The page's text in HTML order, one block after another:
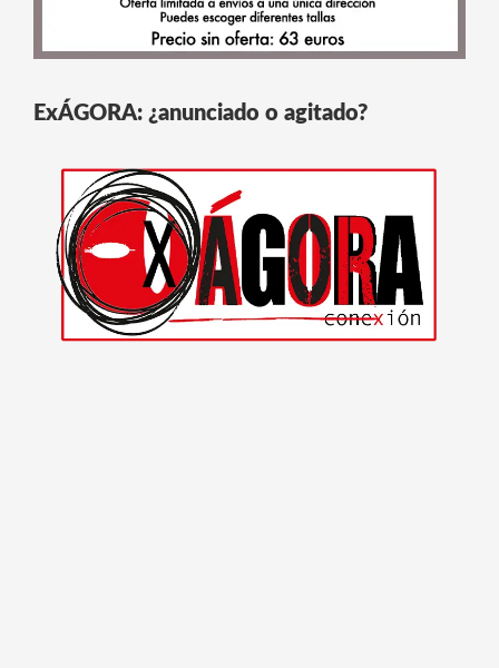
ExÁGORA: ¿anunciado o agitado?